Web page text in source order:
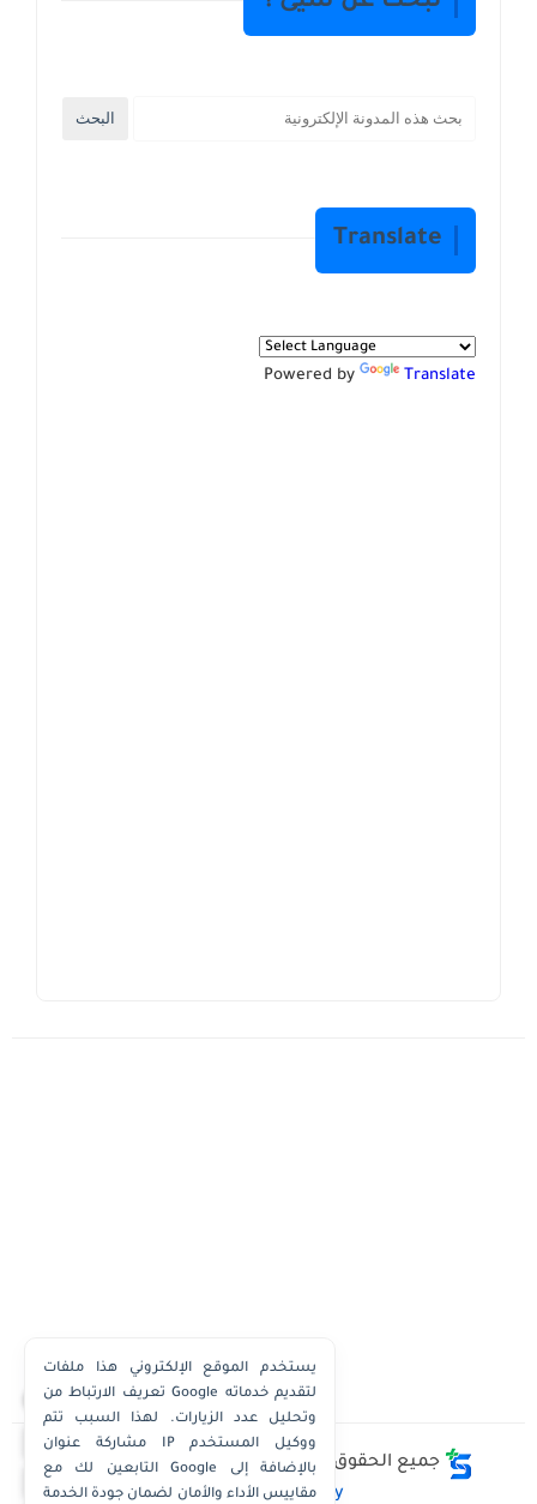
واتساب الكويت
واتساب قطر
Translate
Powered by Translate
جميع الحقوق محفوظة ©
وظائف الكويت توداي -
Kuwait Jobs Today
يستخدم الموقع الإلكتروني هذا ملفات
تعريف الارتباط من Google لتقديم خدماته
وتحليل عدد الزيارات. لهذا السبب تتم
مشاركة عنوان IP ووكيل المستخدم
التابعين لك مع Google بالإضافة إلى
مقاييس الأداء والأمان لضمان جودة الخدمة